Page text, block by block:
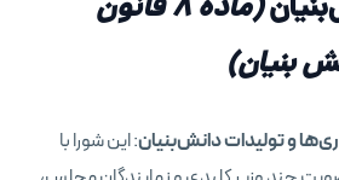
(ماده ۸ قانون
بنیان)
و تولیدات دانش‌بنیان: این شورا با